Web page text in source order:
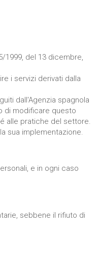
1999, del 13 dicembre,
i servizi derivati dalla
dall'Agenzia spagnola
di modificare questo
alle pratiche del settore.
sua implementazione.
e in ogni caso
sebbene il rifiuto di